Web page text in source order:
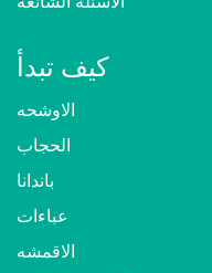
كيف تبدأ
الاوشحه
الحجاب
باندانا
عباءات
الاقمشه